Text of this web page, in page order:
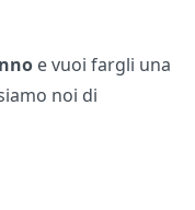
e vuoi fargli una
noi di